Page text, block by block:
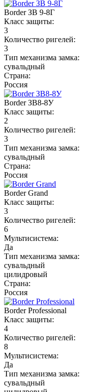
Border ЗВ 9-8Г
Класс защиты:
3
Количество ригелей:
3
Тип механизма замка:
сувальдный
Страна:
Россия
Border ЗВ8-8У
Класс защиты:
2
Количество ригелей:
3
Тип механизма замка:
сувальдный
Страна:
Россия
Border Grand
Класс защиты:
3
Количество ригелей:
6
Мультисистема:
Да
Тип механизма замка:
сувальдный
цилидровый
Страна:
Россия
Border Professional
Класс защиты:
4
Количество ригелей:
8
Мультисистема:
Да
Тип механизма замка:
сувальдный